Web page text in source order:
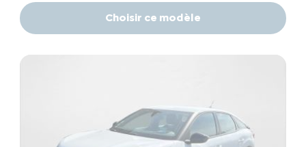
Choisir ce modèle